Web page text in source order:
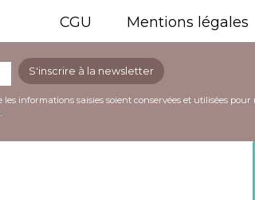
CGU Mentions légales
S'inscrire à la newsletter
informations saisies soient conservées et utilisées